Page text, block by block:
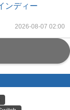
ンディー
2026-08-07 02:00